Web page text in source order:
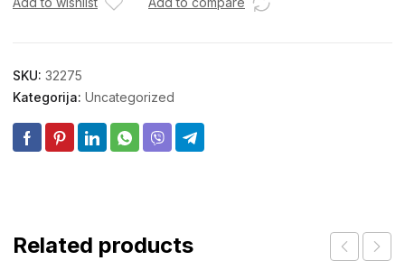
SKU: 32275
Kategorija: Uncategorized
Related products